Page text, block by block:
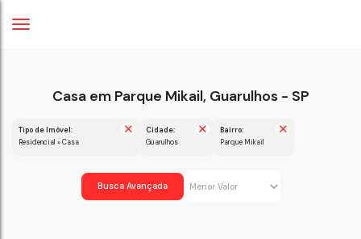
Casa em Parque Mikail, Guarulhos - SP
Tipo de Imóvel:
Residencial » Casa
Cidade:
Guarulhos
Bairro:
Parque Mikail
Busca Avançada